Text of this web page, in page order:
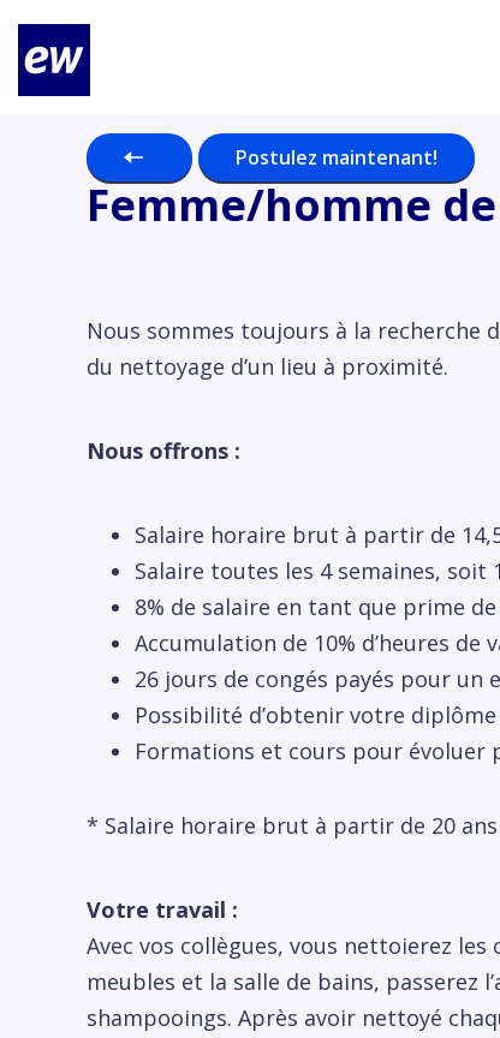
Postulez maintenant!
Femme/homme
Nous sommes toujours à la recherche
du nettoyage d’un lieu à proximité.
Nous offrons :
Salaire horaire brut à partir de
Salaire toutes les 4 semaines,
8% de salaire en tant que prime
Accumulation de 10% d’heures de
26 jours de congés payés pour
Possibilité d’obtenir votre
Formations et cours pour évoluer
* Salaire horaire brut à partir de 20 ans
Votre travail :
Avec vos collègues, vous nettoierez
meubles et la salle de bains, passerez
shampooings. Après avoir nettoyé